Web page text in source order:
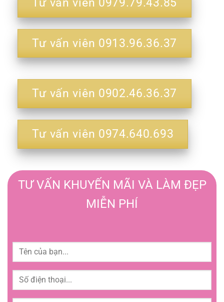
Tư vấn viên 0979.79.43.85
Tư vấn viên 0913.96.36.37
Tư vấn viên 0902.46.36.37
Tư vấn viên 0974.640.693
TƯ VẤN KHUYẾN MÃI VÀ LÀM ĐẸP
MIỄN PHÍ